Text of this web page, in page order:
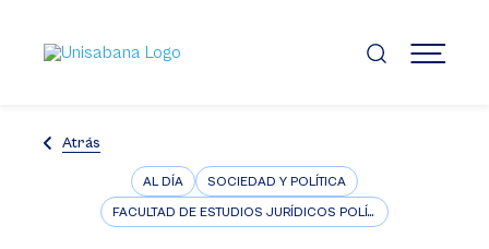
contenido
principal
MENÚ
Atrás
AL DÍA SOCIEDAD Y POLÍTICA
FACULTAD DE ESTUDIOS JURÍDICOS POLÍTICOS E INTERNACIONALES